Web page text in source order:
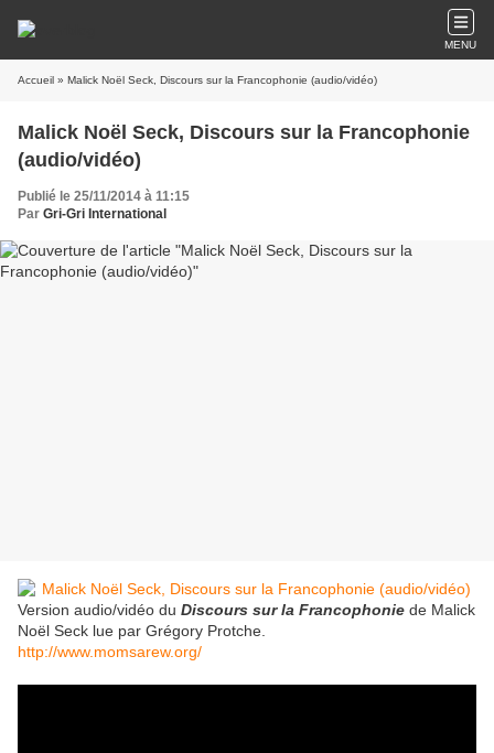
MENU
Accueil » Malick Noël Seck, Discours sur la Francophonie (audio/vidéo)
Malick Noël Seck, Discours sur la Francophonie
(audio/vidéo)
Publié le 25/11/2014 à 11:15
Par Gri-Gri International
Version audio/vidéo du Discours sur la Francophonie de Malick
Noël Seck lue par Grégory Protche.
http://www.momsarew.org/